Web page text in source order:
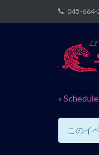
to
045-664-
« Schedule
このイ